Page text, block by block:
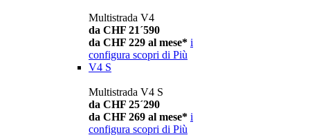
Multistrada V4
da CHF 21´590
da CHF 229 al mese* i
configura scopri di Più
V4 S
Multistrada V4 S
da CHF 25´290
da CHF 269 al mese* i
configura scopri di Più